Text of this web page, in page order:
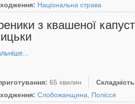
Національна страва
з квашеної
65 хвилин
Слобожанщина Полісся